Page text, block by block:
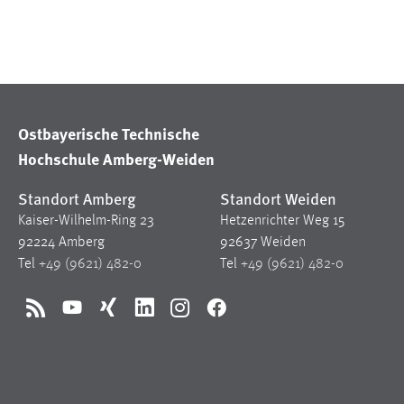
Ostbayerische Technische
Hochschule Amberg-Weiden
Standort Amberg
Kaiser-Wilhelm-Ring 23
92224 Amberg
Tel +49 (9621) 482-0
Standort Weiden
Hetzenrichter Weg 15
92637 Weiden
Tel +49 (9621) 482-0
RSS YouTubeXing LinkedInInstagramFacebook
Login
Name: fe_user, be_user, be_lastLoginProvider
Zweck:
Dieser Cookie ist notwendig um sich an
der Website einloggen zu können.
Cookie Laufzeit: